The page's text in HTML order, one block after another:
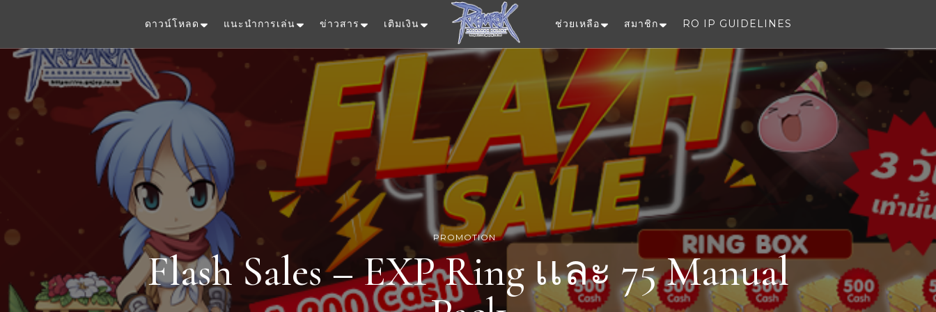
ดาวน์โหลด แนะนำการเล่น ข่าวสาร เติมเงิน
Ragnarok Online
ช่วยเหลือ สมาชิก RO IP GUIDELINES
PROMOTION
Flash Sales – EXP Ring เเละ 75 Manual